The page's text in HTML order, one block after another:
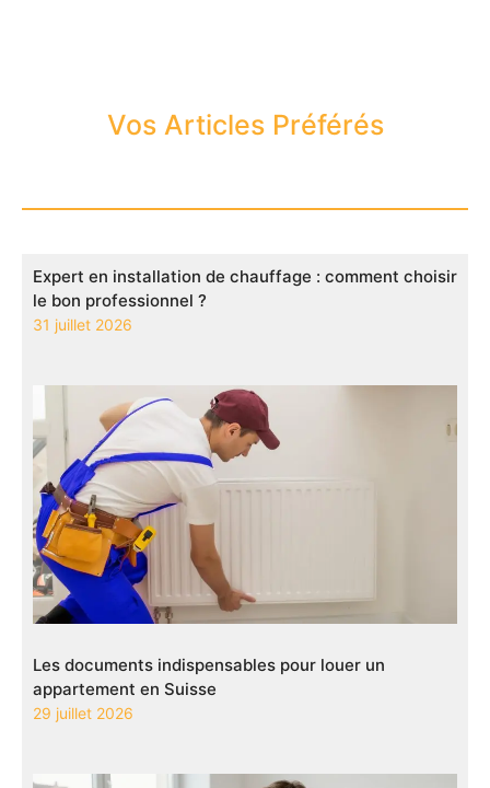
Vos Articles Préférés
Expert en installation de chauffage : comment choisir
le bon professionnel ?
31 juillet 2026
Les documents indispensables pour louer un
appartement en Suisse
29 juillet 2026